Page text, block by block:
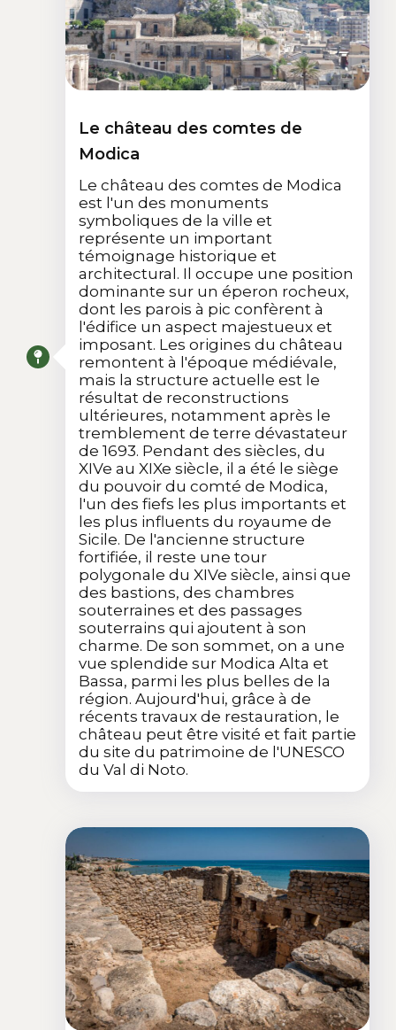
Le château des comtes de
Modica
Le château des comtes de Modica
est l'un des monuments
symboliques de la ville et
représente un important
témoignage historique et
architectural. Il occupe une position
dominante sur un éperon rocheux,
dont les parois à pic confèrent à
l'édifice un aspect majestueux et
imposant. Les origines du château
remontent à l'époque médiévale,
mais la structure actuelle est le
résultat de reconstructions
ultérieures, notamment après le
tremblement de terre dévastateur
de 1693. Pendant des siècles, du
XIVe au XIXe siècle, il a été le siège
du pouvoir du comté de Modica,
l'un des fiefs les plus importants et
les plus influents du royaume de
Sicile. De l'ancienne structure
fortifiée, il reste une tour
polygonale du XIVe siècle, ainsi que
des bastions, des chambres
souterraines et des passages
souterrains qui ajoutent à son
charme. De son sommet, on a une
vue splendide sur Modica Alta et
Bassa, parmi les plus belles de la
région. Aujourd'hui, grâce à de
récents travaux de restauration, le
château peut être visité et fait partie
du site du patrimoine de l'UNESCO
du Val di Noto.